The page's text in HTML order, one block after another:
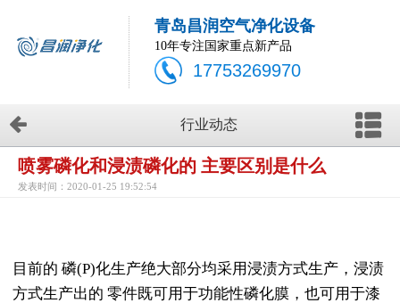
青岛昌润空气净化设备
10年专注国家重点新产品
17753269970
行业动态
喷雾磷化和浸渍磷化的 主要区别是什么
发表时间：2020-01-25 19:52:54
目前的 磷(P)化生产绝大部分均采用浸渍方式生产，浸渍
方式生产出的 零件既可用于功能性磷化膜，也可用于漆